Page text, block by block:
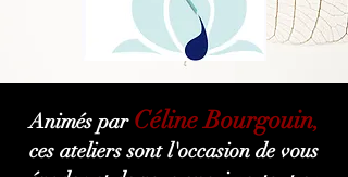
Animés par Céline Bourgouin,
ces ateliers sont l'occasion de vous